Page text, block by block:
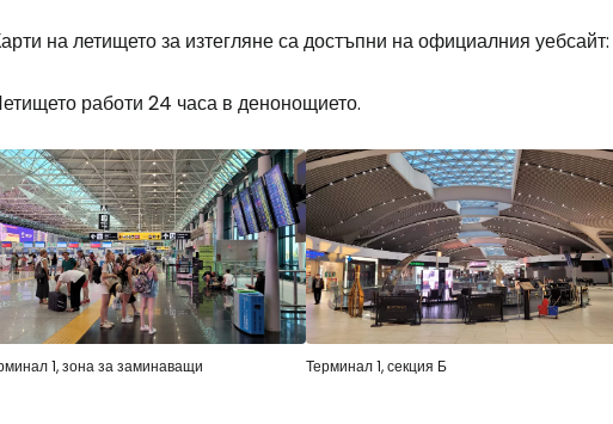
на летището за изтегляне са достъпни на официалния уебсайт:
работи 24 часа в денонощието.
1, зона за заминаващи Терминал 1, секция Б